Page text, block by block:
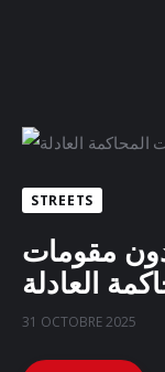
STREETS
مقومات
العادلة
31 OCTOBRE 2025